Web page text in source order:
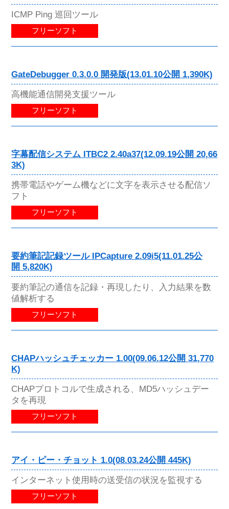
ICMP Ping 巡回ツール
フリーソフト
GateDebugger 0.3.0.0 開発版(13.01.10公開 1,390K)
高機能通信開発支援ツール
フリーソフト
字幕配信システム ITBC2 2.40a37(12.09.19公開 20,66
3K)
携帯電話やゲーム機などに文字を表示させる配信ソ
フト
フリーソフト
要約筆記記録ツール IPCapture 2.09i5(11.01.25公
開 5,820K)
要約筆記の通信を記録・再現したり、入力結果を数
値解析する
フリーソフト
CHAPハッシュチェッカー 1.00(09.06.12公開 31,770
K)
CHAPプロトコルで生成される、MD5ハッシュデー
タを再現
フリーソフト
アイ・ピー・チョット 1.0(08.03.24公開 445K)
インターネット使用時の送受信の状況を監視する
フリーソフト